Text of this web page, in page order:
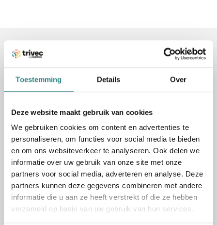
Toestemming Details Over
Deze website maakt gebruik van cookies
We gebruiken cookies om content en advertenties te
personaliseren, om functies voor social media te bieden
en om ons websiteverkeer te analyseren. Ook delen we
informatie over uw gebruik van onze site met onze
partners voor social media, adverteren en analyse. Deze
partners kunnen deze gegevens combineren met andere
informatie die u aan ze heeft verstrekt of die ze hebben
verzameld op basis van uw gebruik van hun services.
Related Articles
Horeca Expo nov 2025